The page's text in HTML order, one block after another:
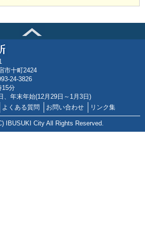
市十町2424
24-3826
15分
、年末年始(12月29日～1月3日)
よくある質問 お問い合わせ リンク集
IBUSUKI City All Rights Reserved.